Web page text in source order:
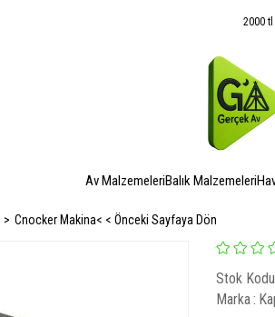
2000
Av MalzemeleriBalık Malzemeleri
Cnocker Makina< < Önceki Sayfaya Dön
Stok Kodu
Marka: